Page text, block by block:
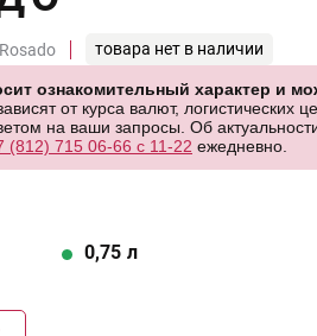
товара нет в наличии
ознакомительный характер и
от курса валют, логистических
на ваши запросы. Об
(812) 715 06-66 с 11-22 ежедневно.
0,75 л